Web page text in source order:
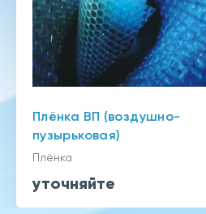
Плёнка ВП (воздушно-
пузырьковая)
Плёнка
уточняйте